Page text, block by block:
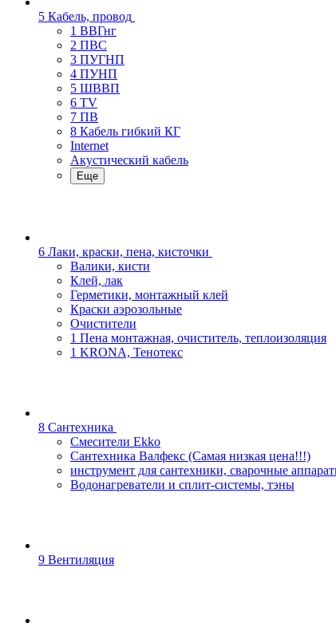
5 Кабель, провод
1 ВВГнг
2 ПВС
3 ПУГНП
4 ПУНП
5 ШВВП
6 TV
7 ПВ
8 Кабель гибкий КГ
Internet
Акустический кабель
Еще
6 Лаки, краски, пена, кисточки
Валики, кисти
Клей, лак
Герметики, монтажный клей
Краски аэрозольные
Очистители
1 Пена монтажная, очиститель, теплоизоляция
1 KRONA, Тенотекс
8 Сантехника
Смесители Ekko
Сантехника Валфекс (Самая низкая цена!!!)
инструмент для сантехники, сварочные
Водонагреватели и сплит-системы, тэны
9 Вентиляция